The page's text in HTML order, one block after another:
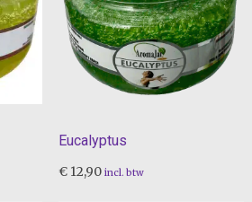
Eucalyptus
€12,90 incl. btw